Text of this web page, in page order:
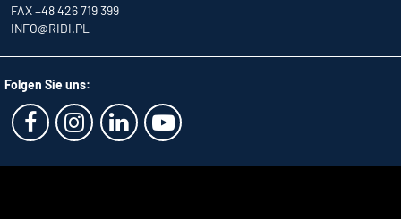
FAX +48 426 719 399
INFO@RIDI.PL
Folgen Sie uns: